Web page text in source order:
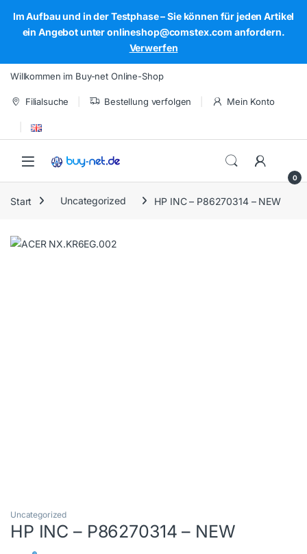
Im Aufbau und in der Testphase – Sie können für jeden Artikel
ein Angebot unter onlineshop@comstex.com anfordern.
Verwerfen
Skip to navigation
Skip to content
Willkommen im Buy-net Online-Shop
Filialsuche Bestellung verfolgen Mein Konto
Open
0
Start Uncategorized HP INC – P86270314 – NEW
Uncategorized
HP INC – P86270314 – NEW